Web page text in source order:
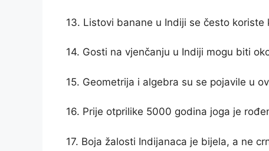
13. Listovi banane u Indiji se često koriste
14. Gosti na vjenčanju u Indiji mogu biti
15. Geometrija i algebra su se pojavile u
16. Prije otprilike 5000 godina joga je
17. Boja žalosti Indijanaca je bijela, a ne